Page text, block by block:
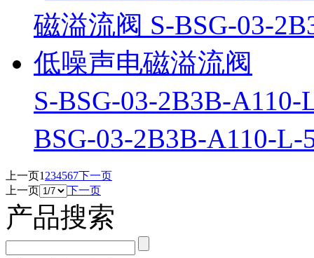
S-BSG-03-2B3B-
BSG-03-2B3B-A110-
上一页1 234567下一页
上一页
下一页
产品搜索